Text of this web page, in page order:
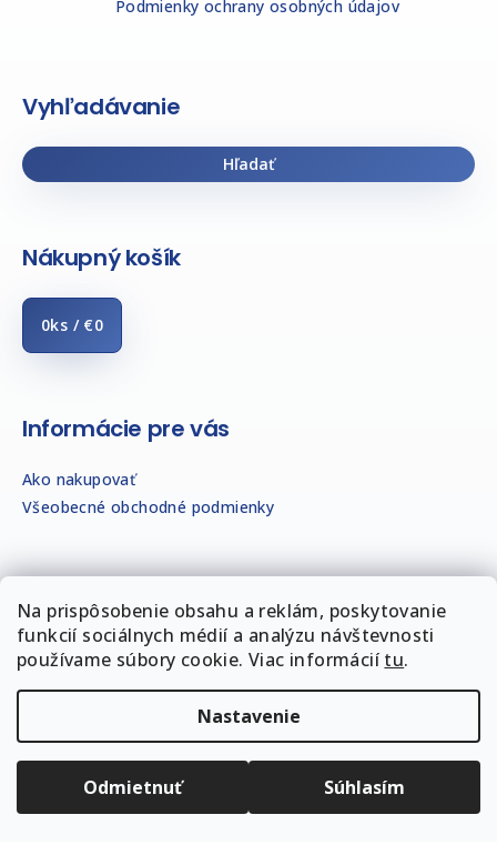
Na prispôsobenie obsahu a reklám, poskytovanie
funkcií sociálnych médií a analýzu návštevnosti
používame súbory cookie. Viac informácií tu.
Nastavenie
Odmietnuť Súhlasím
Podmienky ochrany osobných údajov
Vyhľadávanie
Hľadať
Nákupný košík
0ks / €0
Informácie pre vás
Ako nakupovať
Všeobecné obchodné podmienky
Vytvoril Shoptet